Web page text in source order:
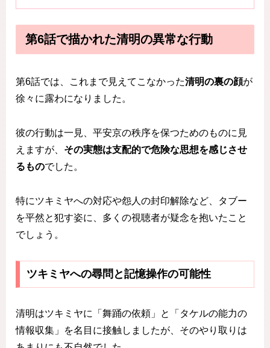
第6話で描かれた清明の異常な行動
第6話では、これまで見えてこなかった清明の裏の顔が
徐々に露わになりました。
彼の行動は一見、平安京の秩序を保つためのものに見
えますが、 その実態は支配的で危険な思想を感じさせ
るものでした。
特にツキミヤへの対応や怨人の封印解除など、タブー
を平然と犯す姿に、多くの視聴者が疑念を抱いたこと
でしょう。
ツキミヤへの尋問と記憶操作の可能性
清明はツキミヤに「舞踊の依頼」と「タケルの能力の
情報収集」を名目に接触しましたが、そのやり取りは